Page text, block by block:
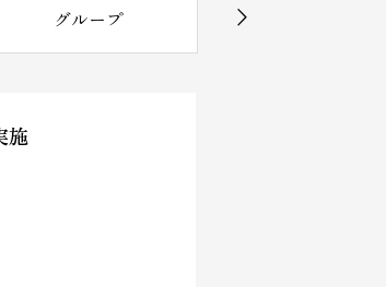
グループ ナーシングホーム
施